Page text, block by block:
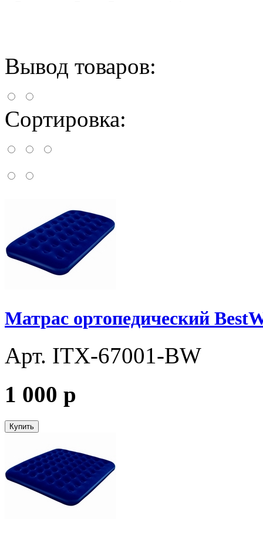
Вывод товаров:
Сортировка:
Матрас ортопедический
Арт. ITX-67001-BW
1 000 p
Купить